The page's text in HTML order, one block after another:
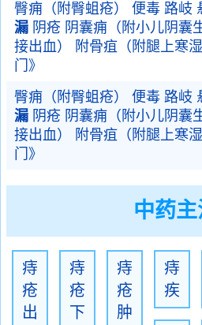
臀痈（附臀蛆疮） 便毒 路岐
漏 阴疮 阴囊痈（附小儿阴囊
接出血） 附骨疽（附腿上寒
门》
臀痈（附臀蛆疮） 便毒 路岐
漏 阴疮 阴囊痈（附小儿阴囊
接出血） 附骨疽（附腿上寒
门》
中药主
痔
疮
出
痔
疮
下
痔
疮
肿
痔
疾